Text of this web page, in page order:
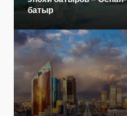
батыр